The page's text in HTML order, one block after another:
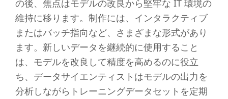
の後、焦点はモデルの改良から堅牢な IT 環境の
維持に移ります。制作には、インタラクティブ
またはバッチ指向など、さまざまな形式があり
ます。新しいデータを継続的に使用すること
は、モデルを改良して精度を高めるのに役立
ち、データサイエンティストはモデルの出力を
分析しながらトレーニングデータセットを定期